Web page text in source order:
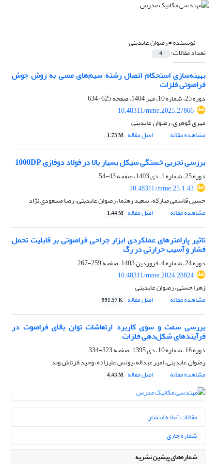
نویسنده =رضوان عابدینی
تعداد مقالات: 4
بهینه‌سازی استحکام اتصال رشته سیم‌های مسی به روش جوش
فراصوتی فلزات
دوره 25، شماره 10، مهر 1404، صفحه
625-634
10.48311/mme.2025.27866
مهری گوهری، رضوان عابدینی
مشاهده مقاله
اصل مقاله 1.73 M
بررسی تجربی خستگی سیکل بسیار بالا در فولاد دوفازی 1000DP
دوره 25، شماره 1، دی 1403، صفحه
43-54
10.48311/mme.25.1.43
حسین قاسمی مبارکه، سعید رهنما، رضوان عابدینی، رضا مسعودی نژاد
مشاهده مقاله
اصل مقاله 1.44 M
تاثیر پارامترهای عملکردی ابزار جراحی فراصوتی بر قابلیت تحمل
فشار و آسیب حرارتی در رگ
دوره 24، شماره 4، فروردین 1403، صفحه
259-267
10.48311/mme.2024.28824
زهرا حسنی، رضوان عابدینی
مشاهده مقاله
اصل مقاله 991.57 K
بررسی سمت و سوی کاربرد ارتعاشات توان بالای فراصوت در
فرآیندهای شکل‌دهی فلزات
دوره 16، شماره 10، دی 1395، صفحه
323-334
رضوان عابدینی، امیر عبداله، یونس علیزاده، وحید فرتاش وند
مشاهده مقاله
اصل مقاله 4.43 M
مقالات آماده انتشار
شماره جاری
شماره‌های پیشین نشریه